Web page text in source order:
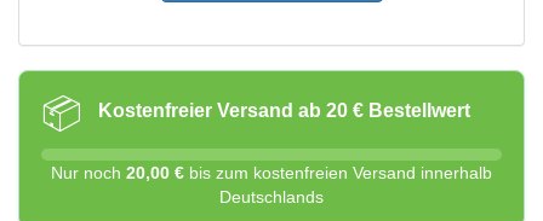
📦 Kostenfreier Versand ab 20 € Bestellwert
Nur noch 20,00 € bis zum kostenfreien Versand innerhalb
Deutschlands